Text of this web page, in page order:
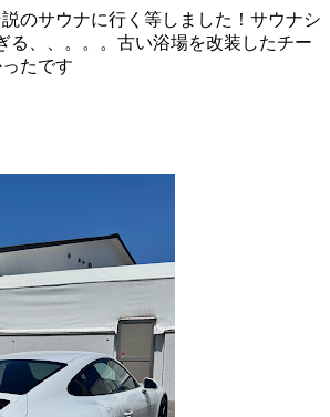
のサウナに行く等しました！サウナシ
る、、。。。古い浴場を改装したチー
たです